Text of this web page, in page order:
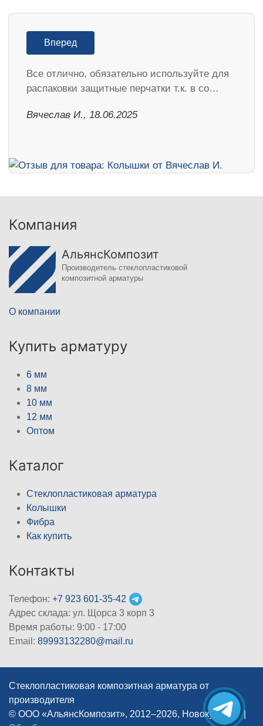
Вперед
Все отлично, обязательно используйте для
распаковки защитные перчатки т.к. в со…
Вячеслав И., 18.06.2025
Компания
АльянсКомпозит
Производитель стеклопластиковой
композитной арматуры
О компании
Купить арматуру
6 мм
8 мм
10 мм
12 мм
Оптом
Каталог
Стеклопластиковая арматура
Колышки
Фибра
Как купить
Контакты
Телефон: +7 923 601-35-42
Адрес склада: ул. Щорса 3 корп 3
Время работы: 9:00 - 17:00
Email: 89993132280@mail.ru
Стеклопластиковая композитная арматура от
производителя
© ООО «АльянсКомпозит», 2012–2026, Новокузнецк
|